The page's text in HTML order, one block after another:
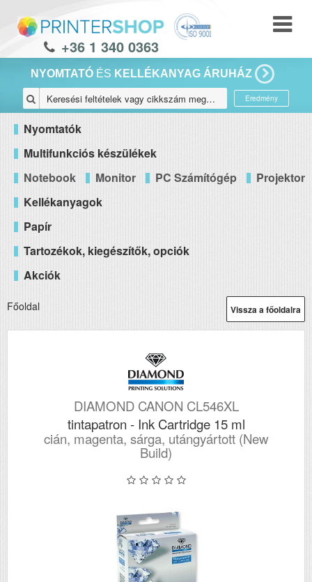
+36 1 340 0363
NYOMTATÓ ÉS KELLÉKANYAG ÁRUHÁZ
Eredmény
Nyomtatók
Multifunkciós készülékek
Notebook
Monitor PC Számítógép
Projektor
Kellékanyagok
Papír
Tartozékok, kiegészítők, opciók
Akciók
Vissza a főoldalra
Főoldal
DIAMOND CANON CL546XL
tintapatron - Ink Cartridge 15 ml
cián, magenta, sárga, utángyártott (New
Build)